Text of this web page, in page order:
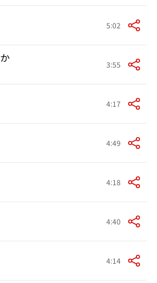
5:02
3:55
4:17
4:49
4:18
4:40
4:14